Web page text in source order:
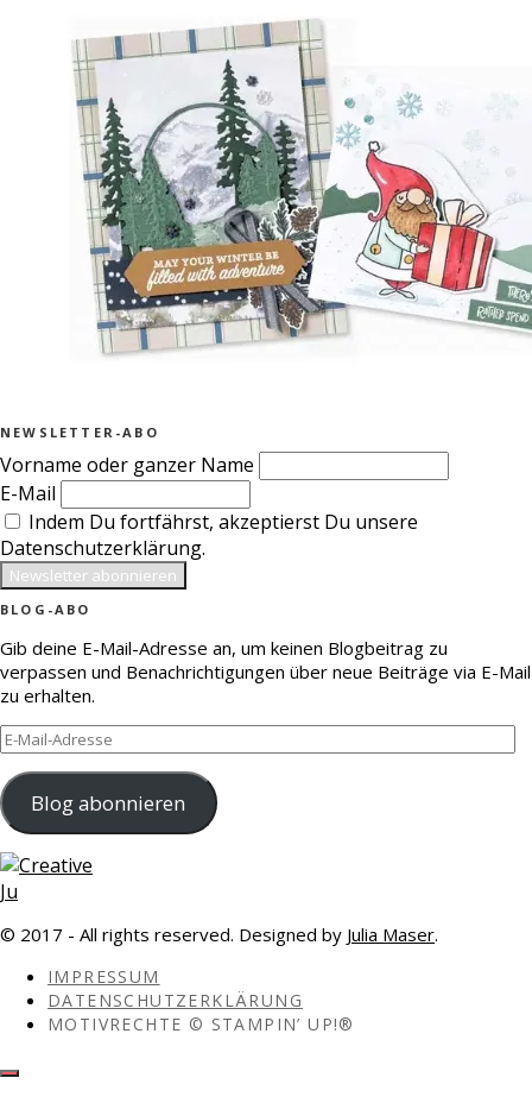
NEWSLETTER-ABO
Vorname oder ganzer Name
E-Mail
Indem Du fortfährst, akzeptierst Du unsere
Datenschutzerklärung.
BLOG-ABO
Gib deine E-Mail-Adresse an, um keinen Blogbeitrag zu
verpassen und Benachrichtigungen über neue Beiträge via E-Mail
zu erhalten.
E-
Mail-
Adresse
Blog abonnieren
© 2017 - All rights reserved. Designed by Julia Maser.
IMPRESSUM
DATENSCHUTZERKLÄRUNG
MOTIVRECHTE © STAMPIN’ UP!®